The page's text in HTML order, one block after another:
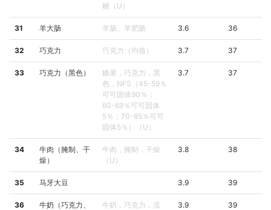
糖（U）
31 羊大肠 羊肠、羊肥肠 3.6 36
32 巧克力 巧克力（均值） 3.7 37
33 巧克力（黑色）
糖果，巧克力，黑
色，NFS（45-59％
可可固体90％；
60-69％可可固体
5％；70-85％可可
固体5％）（U）
3.7 37
34
牛肉（腌制、干
燥）
牛肉，腌制，干燥
（U）
3.8 38
35 马牙大豆 3.9 39
36
牛奶（巧克力、
牛奶，巧克力，流
3.9 39